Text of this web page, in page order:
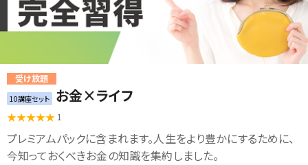
受け放題
10講座セット お金×ライフ
1
プレミアムパックに含まれます。人生をより豊かにするために、
今知っておくべきお金の知識を集約しました。